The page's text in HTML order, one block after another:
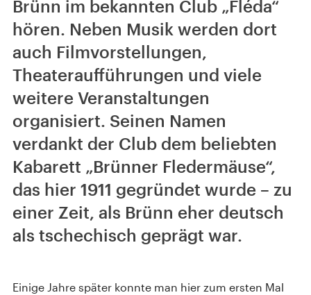
Brünn im bekannten Club „Fléda“
hören. Neben Musik werden dort
auch Filmvorstellungen,
Theateraufführungen und viele
weitere Veranstaltungen
organisiert. Seinen Namen
verdankt der Club dem beliebten
Kabarett „Brünner Fledermäuse“,
das hier 1911 gegründet wurde – zu
einer Zeit, als Brünn eher deutsch
als tschechisch geprägt war.
Einige Jahre später konnte man hier zum ersten Mal